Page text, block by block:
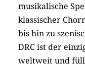
musikalische
klassischer
bis hin zu
DRC ist der
weltweit und